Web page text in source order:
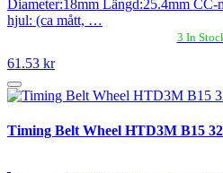
Diameter:18mm Längd:25.4mm
hjul: (ca mått, …
3 In
61.53 kr
Timing Belt Wheel HTD3M B15